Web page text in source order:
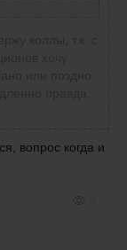
вопрос когда и